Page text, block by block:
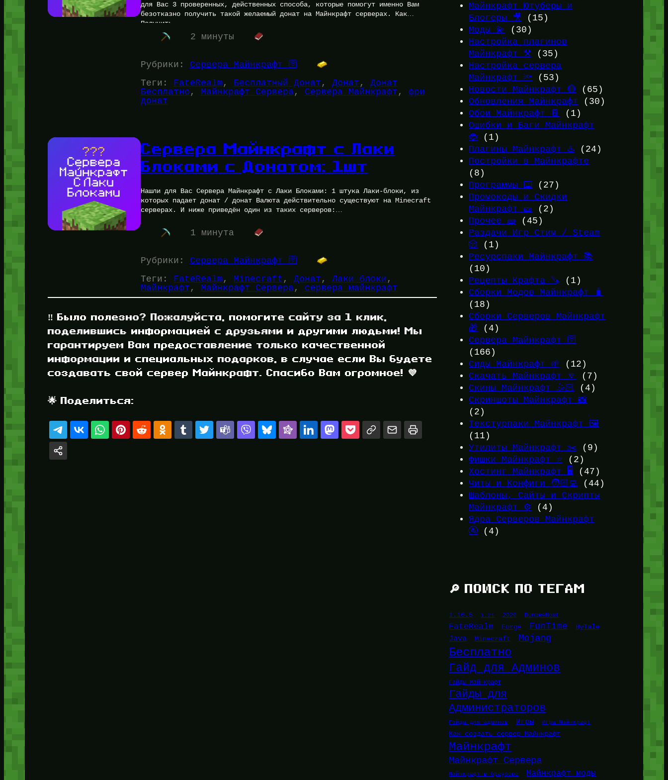
для Вас 3 проверенных, действенных способа, которые помогут именно Вам
безотказно получить такой желаемый донат на Майнкрафт серверах. Как
Получить…
2 минуты
Рубрики: Сервера Майнкрафт 🛜
Теги: FateRealm , Бесплатный Донат , Донат , Донат
Бесплатно , Майнкрафт Сервера, Сервера Майнкрафт , фри
донат
Сервера Майнкрафт с Лаки
Блоками с Донатом: 1шт
Нашли для Вас Сервера Майнкрафт с Лаки Блоками: 1 штука Лаки-блоки, из
которых падает донат / донат Валюта действительно существуют на Minecraft
серверах. И ниже приведён один из таких серверов:…
1 минута
Рубрики: Сервера Майнкрафт 🛜
Теги: FateRealm , Minecraft , Донат , Лаки блоки
Майнкрафт , Майнкрафт Сервера, сервера майнкрафт
‼️ Было полезно? Пожалуйста, помогите сайту за 1 клик,
поделившись информацией с друзьями и другими людьми! Мы
гарантируем Вам предоставление только качественной
информации и специальных подарков, в случае если Вы будете
создавать свой сервер Майнкрафт. Спасибо Вам огромное! 💜
🌟 Поделиться:
Майнкрафт Ютуберы и
Блогеры 🎥
(15)
Моды 💫
(30)
Настройка плагинов
Майнкрафт ⚒️ (35)
Настройка сервера
Майнкрафт 🔦 (53)
Новости Майнкрафт 🔴 (65)
Обновления Майнкрафт (30)
Обои Майнкрафт 📔
(1)
Ошибки и Баги Майнкрафт
🐞 (1)
Плагины Майнкрафт ♨️ (24)
Постройки в Майнкрафте
(8)
Программы ⌨️
(27)
Промокоды и Скидки
Майнкрафт 🎫
(2)
Прочее 🧱 (45)
Раздачи Игр Стим / Steam
🎲 (1)
Ресурспаки Майнкрафт 📚
(10)
Рецепты Крафта 🪚 (1)
Сборки Модов Майнкрафт 🧳
(18)
Сборки Серверов Майнкрафт
🎁 (4)
Сервера Майнкрафт 🛜
(166)
Сиды Майнкрафт 🌱
(12)
Скачать Майнкрафт 🔽
(7)
Скины Майнкрафт 🤹🏻
(4)
Скриншоты Майнкрафт 📸
(2)
Текстурпаки Майнкрафт 🖼️
(11)
Утилиты Майнкрафт ✂️ (9)
Фишки Майнкрафт ⭐ (2)
Хостинг Майнкрафт 🖥️
(47)
Читы и Конфиги 🧑🏻‍💻 (44)
Шаблоны, Сайты и Скрипты
Майнкрафт ⚙️ (4)
Ядра Серверов Майнкрафт
🚰 (4)
🔎 ПОИСК ПО ТЕГАМ
1.16.5 1.21 2026 BungeeHost
FateRealm Forge FunTime HyTale
Java Minecraft Mojang
Бесплатно
Гайд для Админов
Гайды Майнкрафт
Гайды для
Администраторов
Гайды для админов Игры Игры Майнкрафт
Как создать сервер Майнкрафт
Майнкрафт
Майнкрафт Сервера
Майнкрафт в браузере Майнкрафт моды